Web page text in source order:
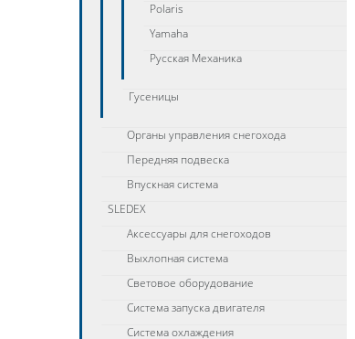
Polaris
Yamaha
Русская Механика
Гусеницы
Органы управления снегохода
Передняя подвеска
Впускная система
SLEDEX
Аксессуары для снегоходов
Выхлопная система
Световое оборудование
Система запуска двигателя
Система охлаждения